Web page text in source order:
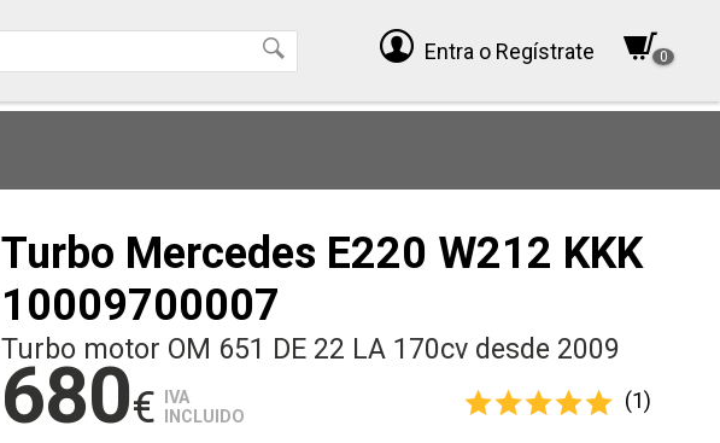
Entra o Regístrate 0
Turbo Mercedes E220 W212 KKK
10009700007
Turbo motor OM 651 DE 22 LA 170cv desde 2009
680€
IVA
INCLUIDO
(1)